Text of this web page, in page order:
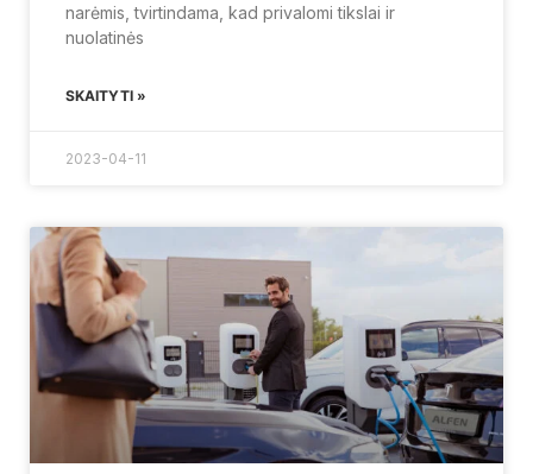
narėmis, tvirtindama, kad privalomi tikslai ir
nuolatinės
SKAITYTI »
2023-04-11